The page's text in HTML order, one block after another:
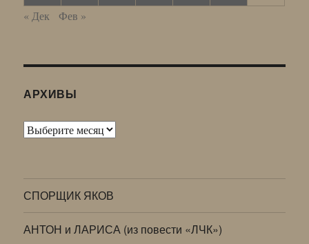
« Дек Фев »
АРХИВЫ
Архивы
СПОРЩИК ЯКОВ
АНТОН и ЛАРИСА (из повести «ЛЧК»)